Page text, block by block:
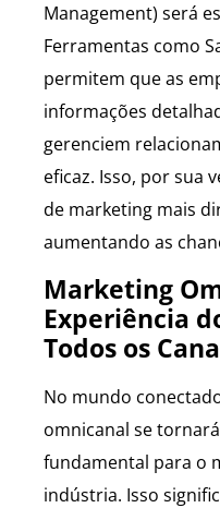
Management) será
Ferramentas como
permitem que as
informações
gerenciem
eficaz. Isso, por sua
de marketing mais
aumentando as
Marketing
Experiência
Todos os
No mundo
omnicanal se
fundamental para o
indústria. Isso